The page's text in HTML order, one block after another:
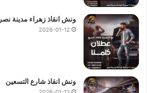
ونش انقاذ زهراء مدينة نصر
2026-01-12
ونش انقاذ شارع التسعين